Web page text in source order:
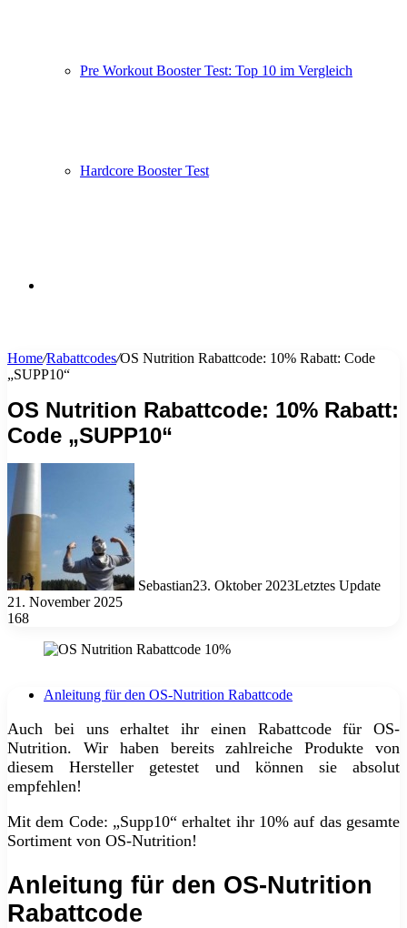
Pre Workout Booster Test: Top 10 im Vergleich
Hardcore Booster Test
nach
Home/Rabattcodes/OS Nutrition Rabattcode: 10% Rabatt: Code
„SUPP10“
OS Nutrition Rabattcode: 10% Rabatt:
Code „SUPP10“
Sebastian23. Oktober 2023Letztes Update
21. November 2025
168
Anleitung für den OS-Nutrition Rabattcode
Auch bei uns erhaltet ihr einen Rabattcode für OS-
Nutrition. Wir haben bereits zahlreiche Produkte von
diesem Hersteller getestet und können sie absolut
empfehlen!
Mit dem Code: „Supp10“ erhaltet ihr 10% auf das gesamte
Sortiment von OS-Nutrition!
Anleitung für den OS-Nutrition
Rabattcode